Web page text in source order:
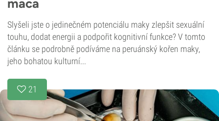
maca
Slyšeli jste o jedinečném potenciálu maky zlepšit sexuální
touhu, dodat energii a podpořit kognitivní funkce? V tomto
článku se podrobně podíváme na peruánský kořen maky,
jeho bohatou kulturní...
21